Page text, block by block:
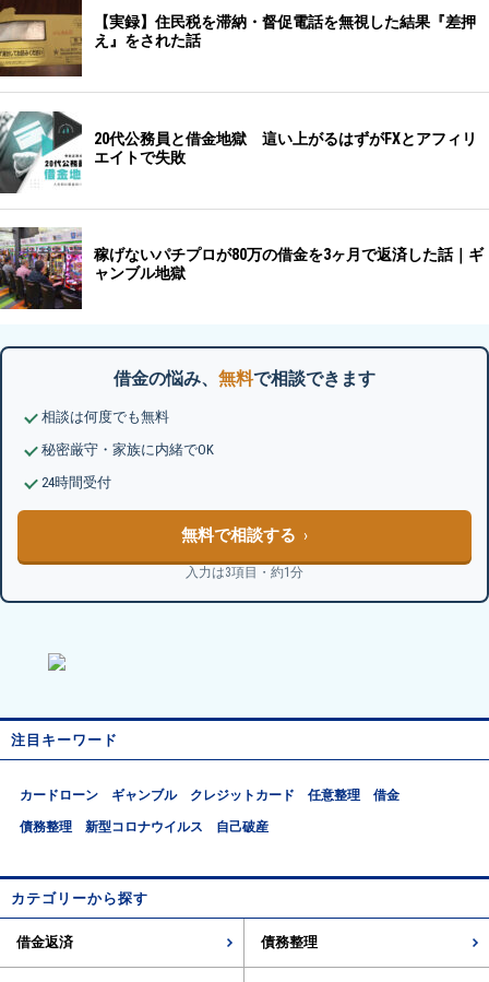
借金の悩み、 無料で相談できます
相談は何度でも無料
秘密厳守・家族に内緒でOK
24時間受付
無料で相談する
入力は3項目・約1分
注目キーワード
カードローン ギャンブル クレジットカード 任意整理 借金
債務整理 新型コロナウイルス 自己破産
カテゴリーから探す
借金返済 債務整理